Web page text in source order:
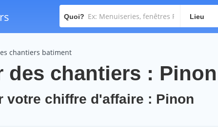
Quoi? Lieu
chantiers batiment
des chantiers : Pinon
votre chiffre d'affaire : Pinon